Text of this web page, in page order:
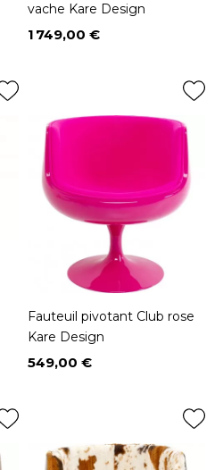
vache Kare Design
Prix
1 749,00 €
Fauteuil pivotant Club rose
Kare Design
Prix
549,00 €